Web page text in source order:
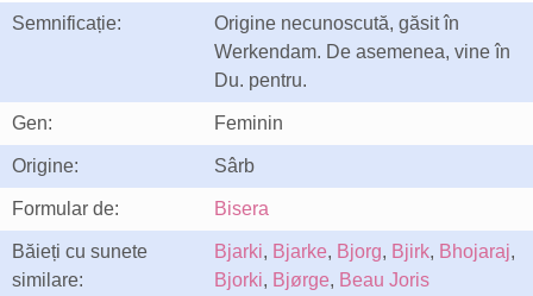
Semnificație:
Origine necunoscută, găsit în
Werkendam. De asemenea, vine în
Du. pentru.
Gen: Feminin
Origine: Sârb
Formular de: Bisera
Băieți cu sunete
similare:
Bjarki, Bjarke, Bjorg, Bjirk, Bhojaraj,
Bjorki, Bjørge, Beau Joris